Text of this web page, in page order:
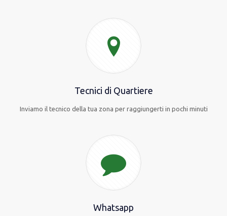
Tecnici di Quartiere
Inviamo il tecnico della tua zona per raggiungerti in pochi minuti
Whatsapp